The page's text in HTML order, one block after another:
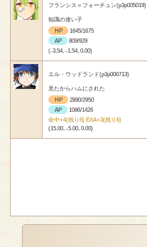
フランシス＝フォーチュン(p3p005019)
知識の迷い子
HP
1645/1675
AP
809/929
(-3.54, -1.54, 0.00)
エル・ウッドランド(p3p006713)
見たからハムにされた
HP
2890/2950
AP
1086/1426
命中+4(残り6) EXA+3(残り6)
(15.00, -5.00, 0.00)